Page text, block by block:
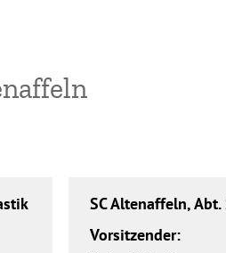
SC Altenaffeln, Abt.
Vorsitzender: